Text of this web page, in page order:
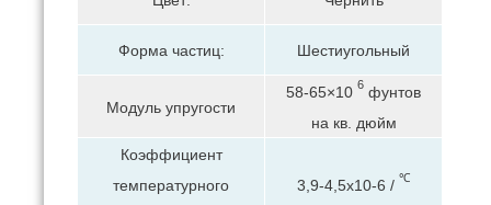
Форма частиц: Шестиугольный
Модуль упругости
58-65×10 6 фунтов
на кв. дюйм
Коэффициент
температурного
3,9-4,5х10-6 / ℃